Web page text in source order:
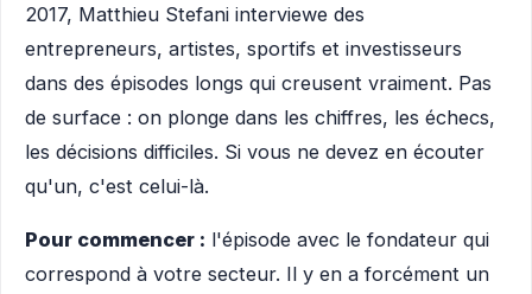
2017, Matthieu Stefani interviewe des
entrepreneurs, artistes, sportifs et investisseurs
dans des épisodes longs qui creusent vraiment. Pas
de surface : on plonge dans les chiffres, les échecs,
les décisions difficiles. Si vous ne devez en écouter
qu'un, c'est celui-là.
Pour commencer : l'épisode avec le fondateur qui
correspond à votre secteur. Il y en a forcément un